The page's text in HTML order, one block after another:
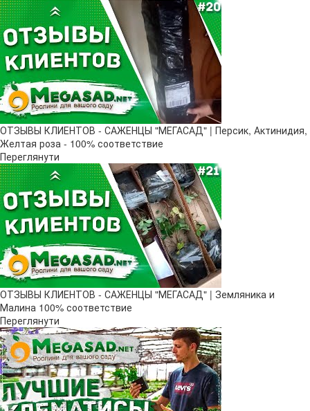
ОТЗЫВЫ КЛИЕНТОВ - САЖЕНЦЫ "МЕГАСАД" | Персик, Актинидия,
Желтая роза - 100% соответствие
Переглянути
ОТЗЫВЫ КЛИЕНТОВ - САЖЕНЦЫ "МЕГАСАД" | Земляника и
Малина 100% соответствие
Переглянути